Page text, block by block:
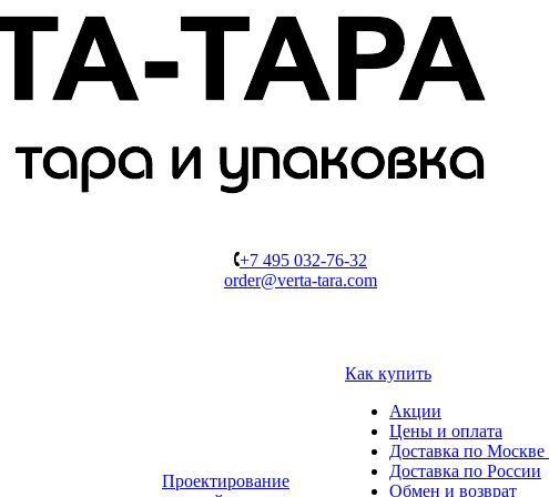
+7 495 032-76-32
order@verta-tara.com
Проектирование
Как купить
Акции
Цены и оплата
Доставка по Москве
Доставка по России
Обмен и возврат